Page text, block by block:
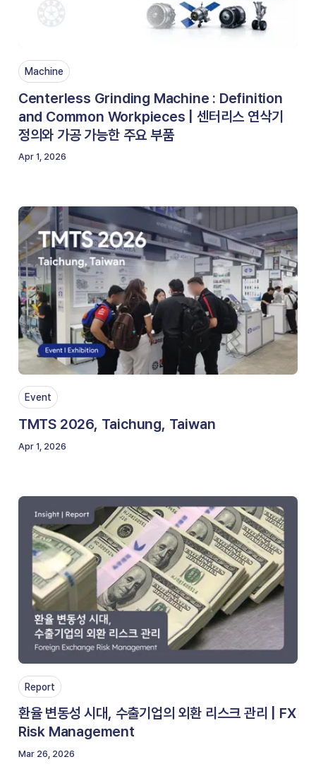
Machine
Centerless Grinding Machine : Definition
and Common Workpieces | 센터리스 연삭기
정의와 가공 가능한 주요 부품
Apr 1, 2026
Event
TMTS 2026, Taichung, Taiwan
Apr 1, 2026
Report
환율 변동성 시대, 수출기업의 외환 리스크 관리 | FX
Risk Management
Mar 26, 2026